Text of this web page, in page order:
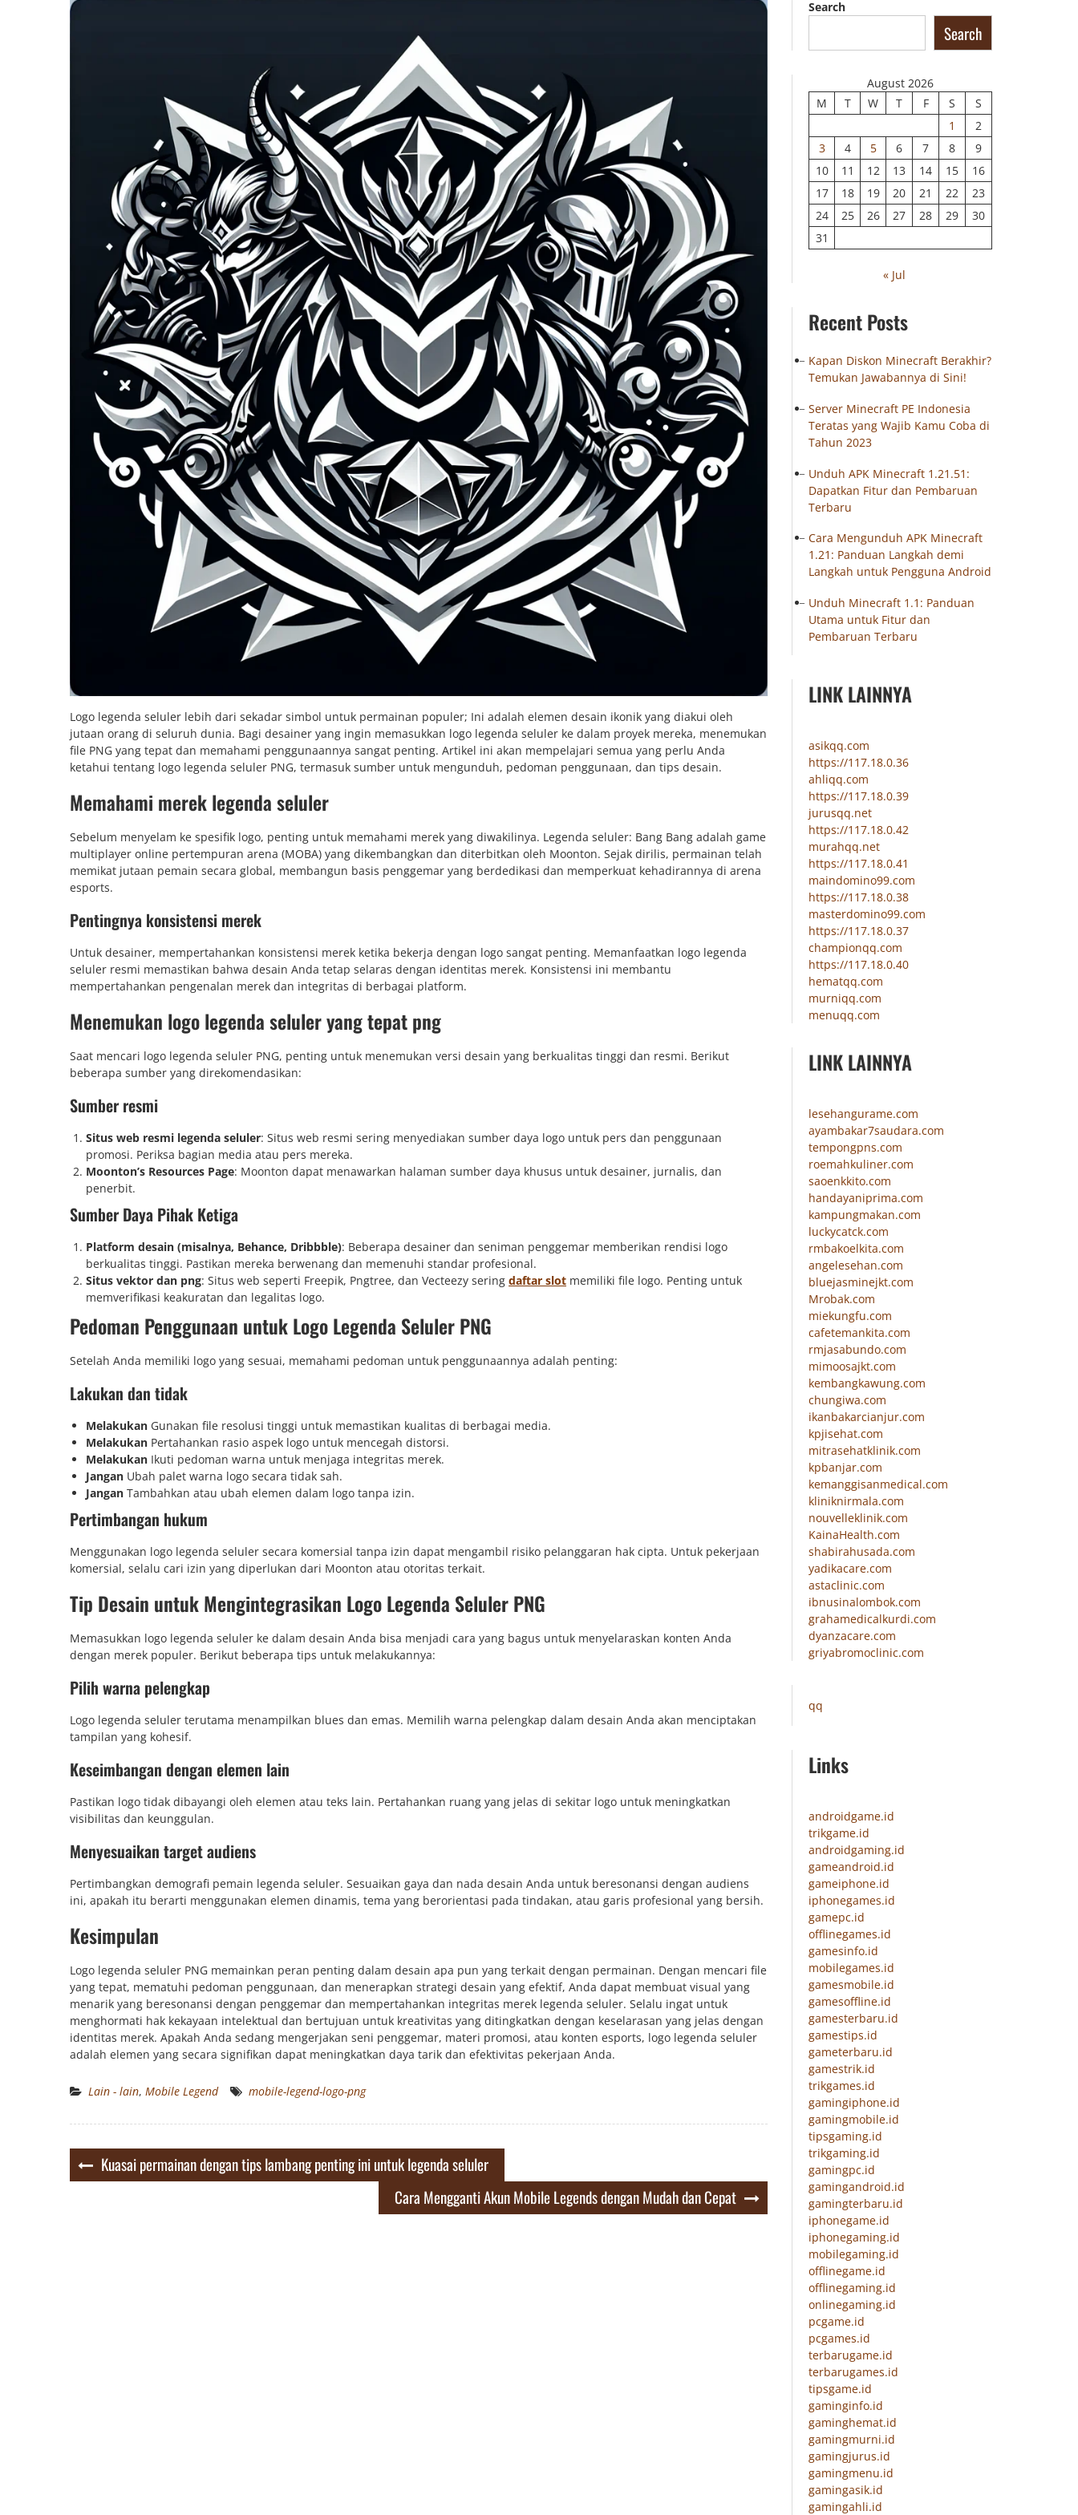
Logo legenda seluler lebih dari sekadar simbol untuk permainan populer; Ini adalah elemen desain ikonik yang diakui oleh
jutaan orang di seluruh dunia. Bagi desainer yang ingin memasukkan logo legenda seluler ke dalam proyek mereka, menemukan
file PNG yang tepat dan memahami penggunaannya sangat penting. Artikel ini akan mempelajari semua yang perlu Anda
ketahui tentang logo legenda seluler PNG, termasuk sumber untuk mengunduh, pedoman penggunaan, dan tips desain.
Memahami merek legenda seluler
Sebelum menyelam ke spesifik logo, penting untuk memahami merek yang diwakilinya. Legenda seluler: Bang Bang adalah game
multiplayer online pertempuran arena (MOBA) yang dikembangkan dan diterbitkan oleh Moonton. Sejak dirilis, permainan telah
memikat jutaan pemain secara global, membangun basis penggemar yang berdedikasi dan memperkuat kehadirannya di arena
esports.
Pentingnya konsistensi merek
Untuk desainer, mempertahankan konsistensi merek ketika bekerja dengan logo sangat penting. Memanfaatkan logo legenda
seluler resmi memastikan bahwa desain Anda tetap selaras dengan identitas merek. Konsistensi ini membantu
mempertahankan pengenalan merek dan integritas di berbagai platform.
Menemukan logo legenda seluler yang tepat png
Saat mencari logo legenda seluler PNG, penting untuk menemukan versi desain yang berkualitas tinggi dan resmi. Berikut
beberapa sumber yang direkomendasikan:
Sumber resmi
Situs web resmi legenda seluler: Situs web resmi sering menyediakan sumber daya logo untuk pers dan penggunaan
promosi. Periksa bagian media atau pers mereka.
Moonton’s Resources Page: Moonton dapat menawarkan halaman sumber daya khusus untuk desainer, jurnalis, dan
penerbit.
Sumber Daya Pihak Ketiga
Platform desain (misalnya, Behance, Dribbble): Beberapa desainer dan seniman penggemar memberikan rendisi logo
berkualitas tinggi. Pastikan mereka berwenang dan memenuhi standar profesional.
Situs vektor dan png: Situs web seperti Freepik, Pngtree, dan Vecteezy sering daftar slot memiliki file logo. Penting untuk
memverifikasi keakuratan dan legalitas logo.
Pedoman Penggunaan untuk Logo Legenda Seluler PNG
Setelah Anda memiliki logo yang sesuai, memahami pedoman untuk penggunaannya adalah penting:
Lakukan dan tidak
Melakukan Gunakan file resolusi tinggi untuk memastikan kualitas di berbagai media.
Melakukan Pertahankan rasio aspek logo untuk mencegah distorsi.
Melakukan Ikuti pedoman warna untuk menjaga integritas merek.
Jangan Ubah palet warna logo secara tidak sah.
Jangan Tambahkan atau ubah elemen dalam logo tanpa izin.
Pertimbangan hukum
Menggunakan logo legenda seluler secara komersial tanpa izin dapat mengambil risiko pelanggaran hak cipta. Untuk pekerjaan
komersial, selalu cari izin yang diperlukan dari Moonton atau otoritas terkait.
Tip Desain untuk Mengintegrasikan Logo Legenda Seluler PNG
Memasukkan logo legenda seluler ke dalam desain Anda bisa menjadi cara yang bagus untuk menyelaraskan konten Anda
dengan merek populer. Berikut beberapa tips untuk melakukannya:
Pilih warna pelengkap
Logo legenda seluler terutama menampilkan blues dan emas. Memilih warna pelengkap dalam desain Anda akan menciptakan
tampilan yang kohesif.
Keseimbangan dengan elemen lain
Pastikan logo tidak dibayangi oleh elemen atau teks lain. Pertahankan ruang yang jelas di sekitar logo untuk meningkatkan
visibilitas dan keunggulan.
Menyesuaikan target audiens
Pertimbangkan demografi pemain legenda seluler. Sesuaikan gaya dan nada desain Anda untuk beresonansi dengan audiens
ini, apakah itu berarti menggunakan elemen dinamis, tema yang berorientasi pada tindakan, atau garis profesional yang bersih.
Kesimpulan
Logo legenda seluler PNG memainkan peran penting dalam desain apa pun yang terkait dengan permainan. Dengan mencari file
yang tepat, mematuhi pedoman penggunaan, dan menerapkan strategi desain yang efektif, Anda dapat membuat visual yang
menarik yang beresonansi dengan penggemar dan mempertahankan integritas merek legenda seluler. Selalu ingat untuk
menghormati hak kekayaan intelektual dan bertujuan untuk kreativitas yang ditingkatkan dengan keselarasan yang jelas dengan
identitas merek. Apakah Anda sedang mengerjakan seni penggemar, materi promosi, atau konten esports, logo legenda seluler
adalah elemen yang secara signifikan dapat meningkatkan daya tarik dan efektivitas pekerjaan Anda.
Lain - lain, Mobile Legend mobile-legend-logo-png
Post
navigation
Kuasai permainan dengan tips lambang penting ini untuk legenda seluler
Cara Mengganti Akun Mobile Legends dengan Mudah dan Cepat
Search
Search
August 2026
M
T W T F S
S
1
2
3
4 5 6 7 8
9
10
11 12 13 14 15
16
17
18 19 20 21 22
23
24
25 26 27 28 29
30
31
« Jul
Recent Posts
Kapan Diskon Minecraft Berakhir?
Temukan Jawabannya di Sini!
Server Minecraft PE Indonesia
Teratas yang Wajib Kamu Coba di
Tahun 2023
Unduh APK Minecraft 1.21.51:
Dapatkan Fitur dan Pembaruan
Terbaru
Cara Mengunduh APK Minecraft
1.21: Panduan Langkah demi
Langkah untuk Pengguna Android
Unduh Minecraft 1.1: Panduan
Utama untuk Fitur dan
Pembaruan Terbaru
LINK LAINNYA
asikqq.com
https://117.18.0.36
ahliqq.com
https://117.18.0.39
jurusqq.net
https://117.18.0.42
murahqq.net
https://117.18.0.41
maindomino99.com
https://117.18.0.38
masterdomino99.com
https://117.18.0.37
championqq.com
https://117.18.0.40
hematqq.com
murniqq.com
menuqq.com
LINK LAINNYA
lesehangurame.com
ayambakar7saudara.com
tempongpns.com
roemahkuliner.com
saoenkkito.com
handayaniprima.com
kampungmakan.com
luckycatck.com
rmbakoelkita.com
angelesehan.com
bluejasminejkt.com
Mrobak.com
miekungfu.com
cafetemankita.com
rmjasabundo.com
mimoosajkt.com
kembangkawung.com
chungiwa.com
ikanbakarcianjur.com
kpjisehat.com
mitrasehatklinik.com
kpbanjar.com
kemanggisanmedical.com
kliniknirmala.com
nouvelleklinik.com
KainaHealth.com
shabirahusada.com
yadikacare.com
astaclinic.com
ibnusinalombok.com
grahamedicalkurdi.com
dyanzacare.com
griyabromoclinic.com
qq
Links
androidgame.id
trikgame.id
androidgaming.id
gameandroid.id
gameiphone.id
iphonegames.id
gamepc.id
offlinegames.id
gamesinfo.id
mobilegames.id
gamesmobile.id
gamesoffline.id
gamesterbaru.id
gamestips.id
gameterbaru.id
gamestrik.id
trikgames.id
gamingiphone.id
gamingmobile.id
tipsgaming.id
trikgaming.id
gamingpc.id
gamingandroid.id
gamingterbaru.id
iphonegame.id
iphonegaming.id
mobilegaming.id
offlinegame.id
offlinegaming.id
onlinegaming.id
pcgame.id
pcgames.id
terbarugame.id
terbarugames.id
tipsgame.id
gaminginfo.id
gaminghemat.id
gamingmurni.id
gamingjurus.id
gamingmenu.id
gamingasik.id
gamingahli.id